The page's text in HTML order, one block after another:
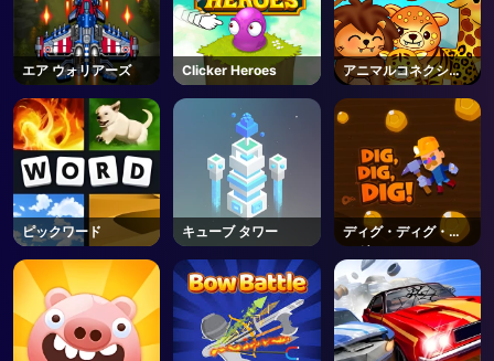
エア ウォリアーズ Clicker Heroes
アニマルコネクショ
ン
ピックワード キューブ タワー
ディグ・ディグ・デ
ィグ